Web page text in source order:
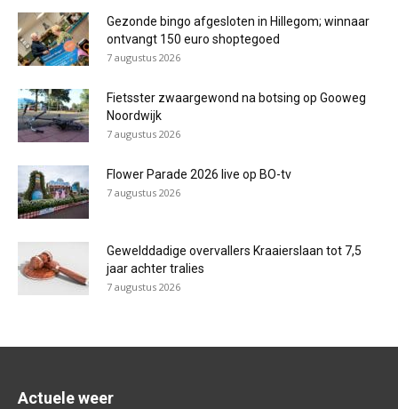
Gezonde bingo afgesloten in Hillegom; winnaar
ontvangt 150 euro shoptegoed
7 augustus 2026
Fietsster zwaargewond na botsing op Gooweg
Noordwijk
7 augustus 2026
Flower Parade 2026 live op BO-tv
7 augustus 2026
Gewelddadige overvallers Kraaierslaan tot 7,5
jaar achter tralies
7 augustus 2026
Actuele weer